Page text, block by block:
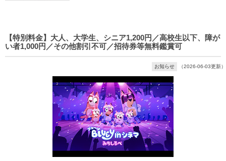
【特別料金】大人、大学生、シニア1,200円／高校生以下、障が
い者1,000円／その他割引不可／招待券等無料鑑賞可
お知らせ （2026-06-03更新）